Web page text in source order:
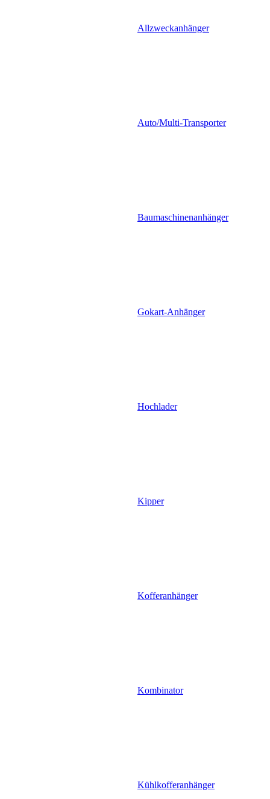
Allzweckanhänger
Auto/Multi-Transporter
Baumaschinenanhänger
Gokart-Anhänger
Hochlader
Kipper
Kofferanhänger
Kombinator
Kühlkofferanhänger